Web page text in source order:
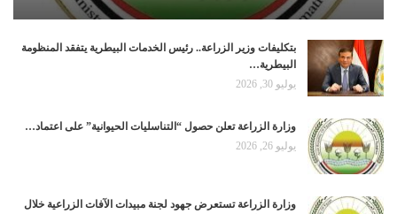
بتكليفات وزير الزراعة.. رئيس الخدمات البيطرية يتفقد المنظومة
البيطرية…
يوليو 30, 2026
وزارة الزراعة تعلن حصول “التناسليات الحيوانية” على اعتماد…
يوليو 26, 2026
وزارة الزراعة تستعرض جهود لجنة مبيدات الآفات الزراعية خلال